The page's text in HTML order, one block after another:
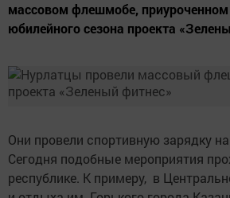
массовом флешмобе,
юбилейного сезона проекта
Они провели спортивную зарядку
Сегодня подобные мероприятия
республике. К примеру, в